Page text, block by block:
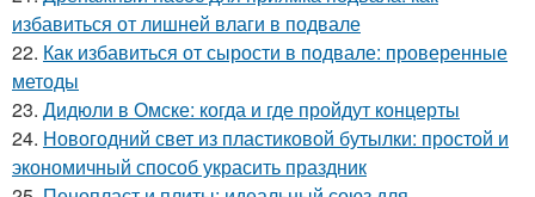
избавиться от лишней влаги в подвале
22. Как избавиться от сырости в подвале: проверенные
методы
23. Дидюли в Омске: когда и где пройдут концерты
24. Новогодний свет из пластиковой бутылки: простой и
экономичный способ украсить праздник